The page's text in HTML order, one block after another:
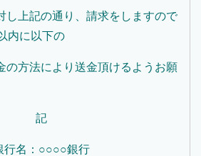
し上記の通り、請求をしますので
内に以下の
の方法により送金頂けるようお願
記
行名：○○○○銀行